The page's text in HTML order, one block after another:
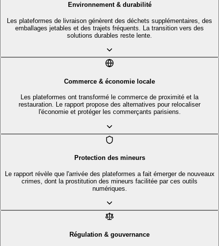
Environnement & durabilité
Les plateformes de livraison génèrent des déchets supplémentaires, des
emballages jetables et des trajets fréquents. La transition vers des
solutions durables reste lente.
Commerce & économie locale
Les plateformes ont transformé le commerce de proximité et la
restauration. Le rapport propose des alternatives pour relocaliser
l'économie et protéger les commerçants parisiens.
Protection des mineurs
Le rapport révèle que l'arrivée des plateformes a fait émerger de nouveaux
crimes, dont la prostitution des mineurs facilitée par ces outils
numériques.
Régulation & gouvernance